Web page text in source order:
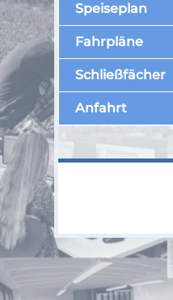
Speiseplan
Fahrpläne
Schließfächer
Anfahrt